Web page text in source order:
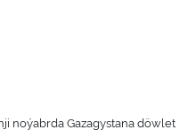
noýabrda Gazagystana döwlet